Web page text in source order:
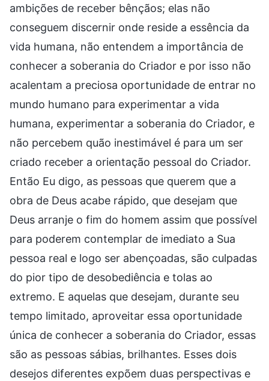
ambições de receber bênçãos; elas não
conseguem discernir onde reside a essência da
vida humana, não entendem a importância de
conhecer a soberania do Criador e por isso não
acalentam a preciosa oportunidade de entrar no
mundo humano para experimentar a vida
humana, experimentar a soberania do Criador, e
não percebem quão inestimável é para um ser
criado receber a orientação pessoal do Criador.
Então Eu digo, as pessoas que querem que a
obra de Deus acabe rápido, que desejam que
Deus arranje o fim do homem assim que possível
para poderem contemplar de imediato a Sua
pessoa real e logo ser abençoadas, são culpadas
do pior tipo de desobediência e tolas ao
extremo. E aquelas que desejam, durante seu
tempo limitado, aproveitar essa oportunidade
única de conhecer a soberania do Criador, essas
são as pessoas sábias, brilhantes. Esses dois
desejos diferentes expõem duas perspectivas e